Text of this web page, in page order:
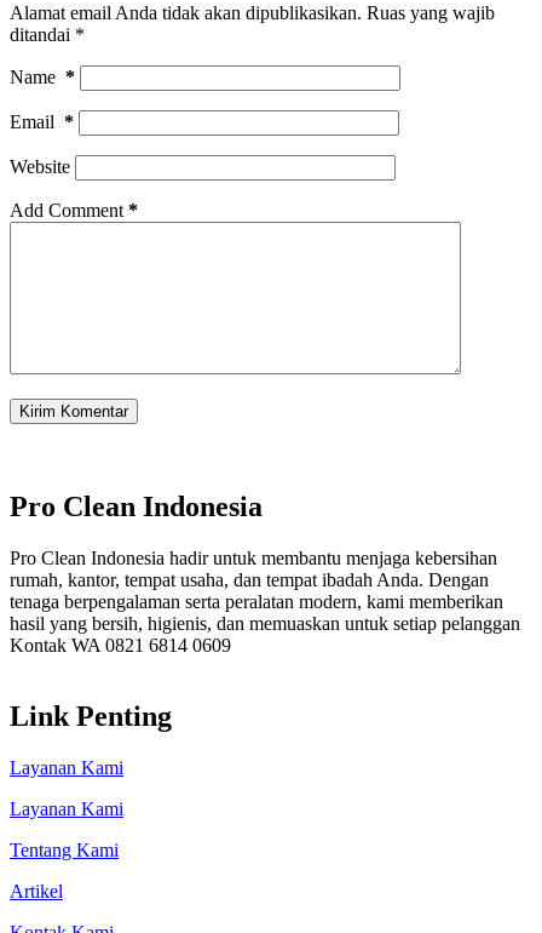
Alamat email Anda tidak akan dipublikasikan. Ruas yang wajib
ditandai *
Name *
Email *
Website
Add Comment *
Kirim Komentar
Pro Clean Indonesia
Pro Clean Indonesia hadir untuk membantu menjaga kebersihan
rumah, kantor, tempat usaha, dan tempat ibadah Anda. Dengan
tenaga berpengalaman serta peralatan modern, kami memberikan
hasil yang bersih, higienis, dan memuaskan untuk setiap pelanggan
Kontak WA 0821 6814 0609
Link Penting
Layanan Kami
Layanan Kami
Tentang Kami
Artikel